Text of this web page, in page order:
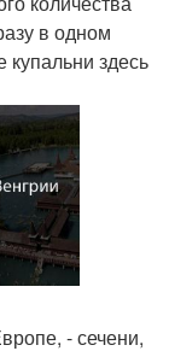
в одном
здесь
- сечени,